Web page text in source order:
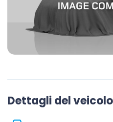
Dettagli del veicolo